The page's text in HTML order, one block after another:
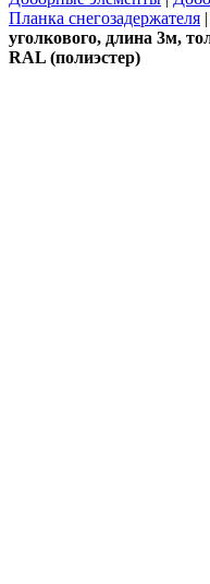
Планка снегозадержателя |
уголкового, длина 3м,
RAL (полиэстер)